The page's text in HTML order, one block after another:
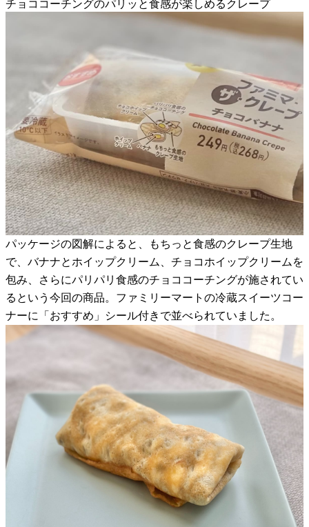
チョココーチングのパリッと食感が楽しめるクレープ
パッケージの図解によると、もちっと食感のクレープ生地
で、バナナとホイップクリーム、チョコホイップクリームを
包み、さらにパリパリ食感のチョココーチングが施されてい
るという今回の商品。ファミリーマートの冷蔵スイーツコー
ナーに「おすすめ」シール付きで並べられていました。